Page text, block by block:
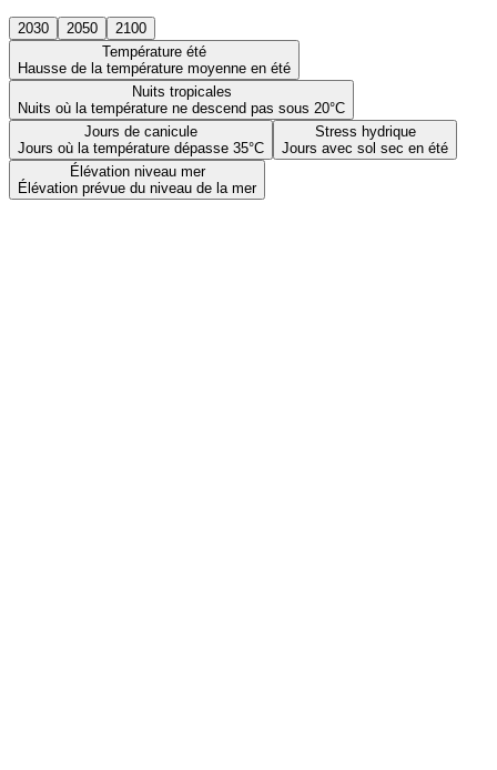
2030 2050
2100
Température été
Hausse de la température moyenne en été
Nuits tropicales
Nuits où la température ne descend pas sous 20°C
Jours de canicule
Jours où la température dépasse 35°C
Stress hydrique
Jours avec sol sec en été
Élévation niveau mer
Élévation prévue du niveau de la mer